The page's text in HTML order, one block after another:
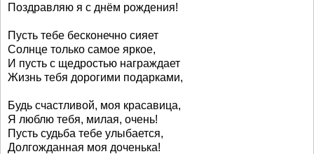
Поздравляю я с днём рождения!
Пусть тебе бесконечно сияет
Солнце только самое яркое,
И пусть с щедростью награждает
Жизнь тебя дорогими подарками,
Будь счастливой, моя красавица,
Я люблю тебя, милая, очень!
Пусть судьба тебе улыбается,
Долгожданная моя доченька!